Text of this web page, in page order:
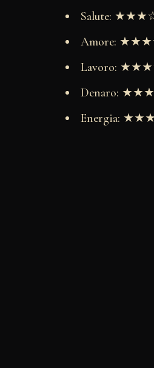
Salute:
Amore:
Lavoro:
Denaro:
Energia: